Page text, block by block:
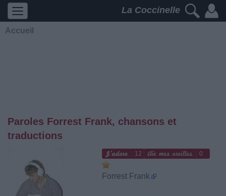
La Coccinelle
Accueil
Paroles Forrest Frank, chansons et
traductions
12 0
Forrest Frank